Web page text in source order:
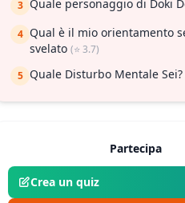
3 Quale personaggio di Doki
4 Qual è il mio orientamento
svelato (⭐ 3.7)
5 Quale Disturbo Mentale Sei?
Partecipa
Crea un quiz